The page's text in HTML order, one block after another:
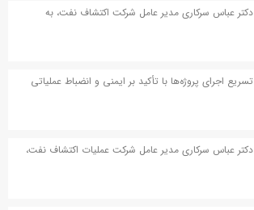
دکتر عباس سرکاری مدیر عامل شرکت اکتشاف نفت، به
تسریع اجرای پروژه‌ها با تأکید بر ایمنی و انضباط عملیاتی
دکتر عباس سرکاری مدیر عامل شرکت عملیات اکتشاف نفت،